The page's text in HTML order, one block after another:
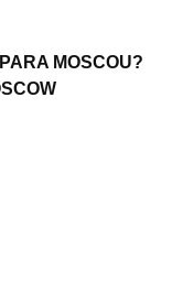
MOSCOU?